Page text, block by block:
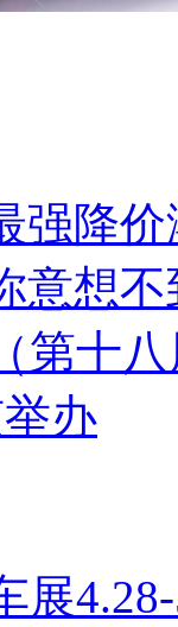
强降
意想不
第十
办
展